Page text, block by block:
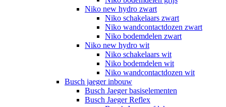
Niko new hydro zwart
Niko schakelaars zwart
Niko wandcontactdozen zwart
Niko bodemdelen zwart
Niko new hydro wit
Niko schakelaars wit
Niko bodemdelen wit
Niko wandcontactdozen wit
Busch jaeger inbouw
Busch Jaeger basiselementen
Busch Jaeger Reflex